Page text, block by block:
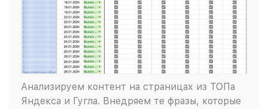
Анализируем контент на страницах из ТОПа
Яндекса и Гугла. Внедряем те фразы, которые